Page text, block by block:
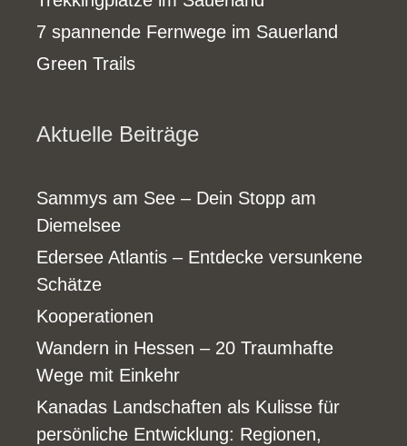
7 spannende Fernwege im Sauerland
Green Trails
Aktuelle Beiträge
Sammys am See – Dein Stopp am
Diemelsee
Edersee Atlantis – Entdecke versunkene
Schätze
Kooperationen
Wandern in Hessen – 20 Traumhafte
Wege mit Einkehr
Kanadas Landschaften als Kulisse für
persönliche Entwicklung: Regionen,